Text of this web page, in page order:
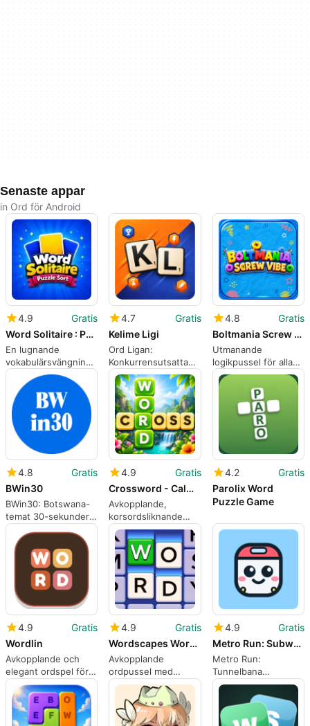
Senaste appar
in Ord för Android
4.9
Gratis
Word Solitaire : Puzzle Sort
En lugnande
vokabulärsvängning
på solitaire för
eftertänksamma
spelare
4.7
Gratis
Kelime Ligi
Ord Ligan:
Konkurrensutsatta
turkiska ordpussel
med nationella
stegar
4.8
Gratis
Boltmania Screw Vibe
Utmanande
logikpussel för alla
åldrar
4.8
Gratis
BWin30
BWin30: Botswana-
temat 30-sekunders
festordspel för
grupper
4.9
Gratis
Crossword - Calm Words Puzzle
Avkopplande,
korsordsliknande
ordpussel för
avslappnad daglig
träning
4.2
Gratis
Parolix Word
Puzzle Game
4.9
Gratis
Wordlin
Avkopplande och
elegant ordspel för
alla åldrar
4.9
Gratis
Wordscapes Word Blast
Avkopplande
ordpussel med
tusentals nivåer och
naturskön konst
4.9
Gratis
Metro Run: Subway Typing Race
Metro Run:
Tunnelbana
Skrivtävling
förvandlar skrivande
till transporttävlingar